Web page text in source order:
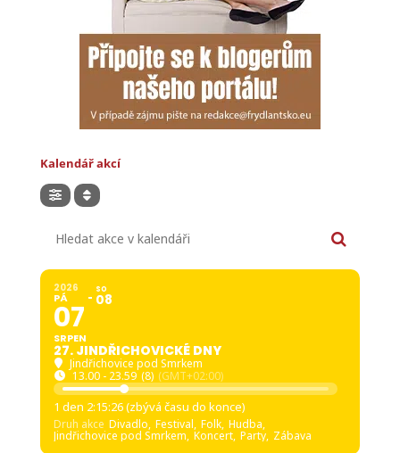
Kalendář akcí
2026
PÁ
07
SRPEN
SO
08
27. JINDŘICHOVICKÉ DNY
Jindřichovice pod Smrkem
13.00 - 23.59 (8) (GMT+02:00)
1 den 2:15:25 (zbývá času do konce)
Druh akce Divadlo, Festival, Folk, Hudba,
Jindřichovice pod Smrkem, Koncert, Party, Zábava